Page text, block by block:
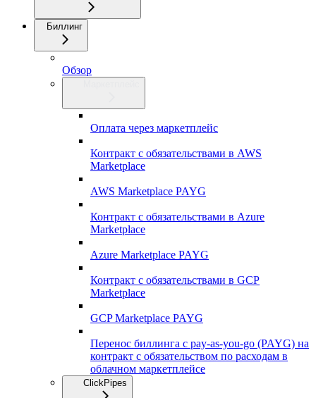
Биллинг
Обзор
Оплата через маркетплейс
Контракт с обязательствами в AWS
Marketplace
AWS Marketplace PAYG
Контракт с обязательствами в Azure
Marketplace
Azure Marketplace PAYG
Контракт с обязательствами в GCP
Marketplace
GCP Marketplace PAYG
Перенос биллинга с pay-as-you-go (PAYG) на
контракт с обязательством по расходам в
облачном маркетплейсе
ClickPipes